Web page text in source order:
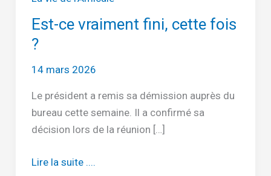
Est-ce vraiment fini, cette fois
?
14 mars 2026
Le président a remis sa démission auprès du
bureau cette semaine. Il a confirmé sa
décision lors de la réunion […]
Est-
Lire la suite ....